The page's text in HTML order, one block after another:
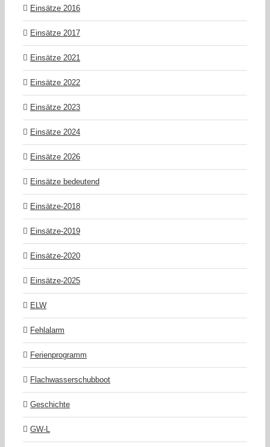
Einsätze 2016
Einsätze 2017
Einsätze 2021
Einsätze 2022
Einsätze 2023
Einsätze 2024
Einsätze 2026
Einsätze bedeutend
Einsätze-2018
Einsätze-2019
Einsätze-2020
Einsätze-2025
ELW
Fehlalarm
Ferienprogramm
Flachwasserschubboot
Geschichte
GW-L